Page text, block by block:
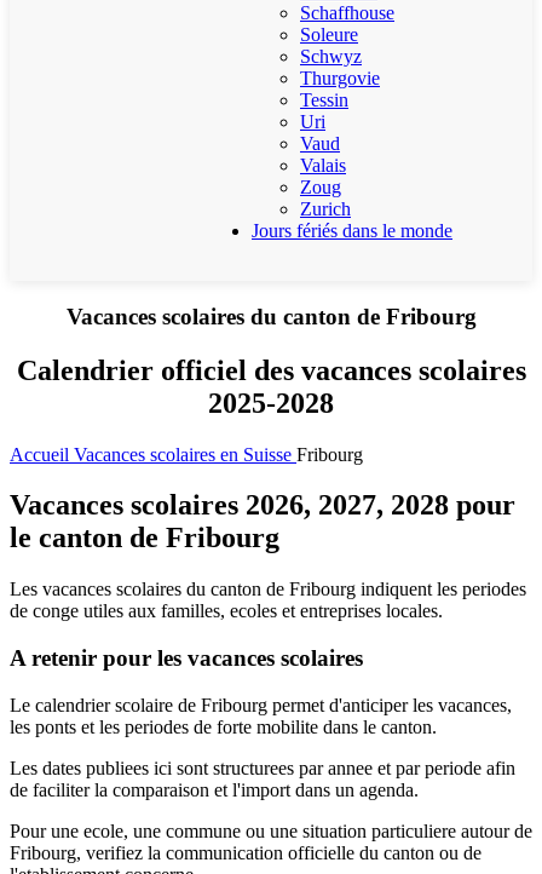
Schaffhouse
Soleure
Schwyz
Thurgovie
Tessin
Uri
Vaud
Valais
Zoug
Zurich
Jours fériés dans le monde
Vacances scolaires du canton de Fribourg
Calendrier officiel des vacances scolaires
2025-2028
Accueil Vacances scolaires en Suisse Fribourg
Vacances scolaires 2026, 2027, 2028 pour
le canton de Fribourg
Les vacances scolaires du canton de Fribourg indiquent les periodes
de conge utiles aux familles, ecoles et entreprises locales.
A retenir pour les vacances scolaires
Le calendrier scolaire de Fribourg permet d'anticiper les vacances,
les ponts et les periodes de forte mobilite dans le canton.
Les dates publiees ici sont structurees par annee et par periode afin
de faciliter la comparaison et l'import dans un agenda.
Pour une ecole, une commune ou une situation particuliere autour de
Fribourg, verifiez la communication officielle du canton ou de